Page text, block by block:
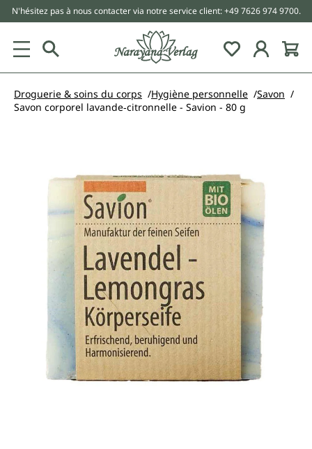
principal
N'hésitez pas à nous contacter via notre service client: +49 7626 974 9700.
Droguerie & soins du corps Hygiène personnelle
Savon
Savon corporel lavande‑citronnelle - Savion - 80 g